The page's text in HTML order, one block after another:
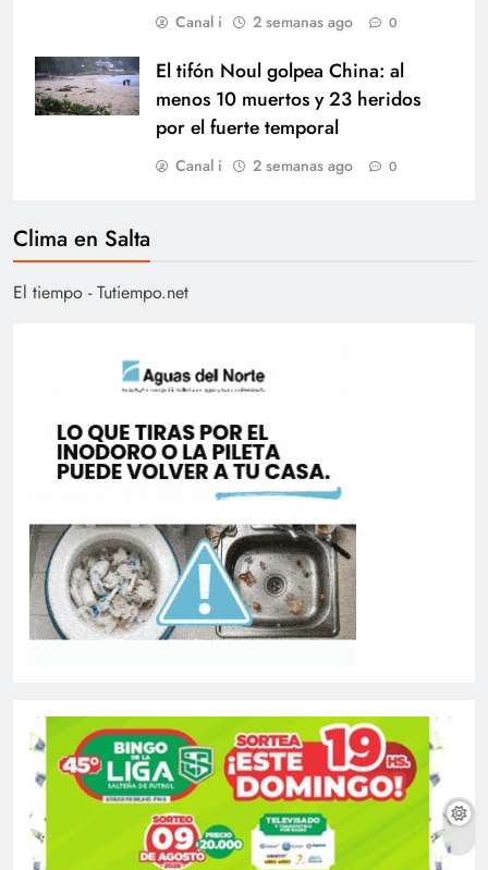
Canal i 2 semanas ago 0
El tifón Noul golpea China: al
menos 10 muertos y 23 heridos
por el fuerte temporal
Canal i 2 semanas ago 0
Clima en Salta
El tiempo - Tutiempo.net